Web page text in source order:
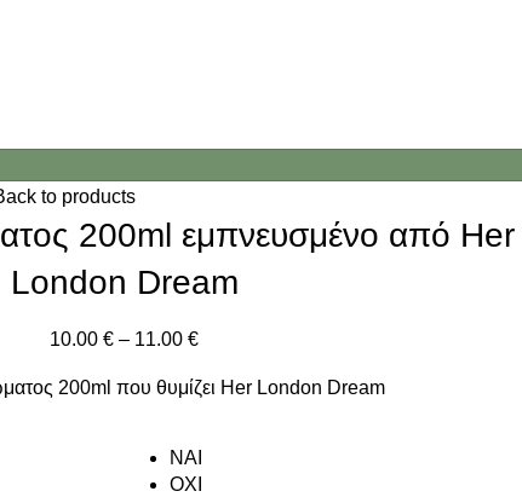
to products
200ml εμπνευσμένο από Her
London Dream
10.00 € – 11.00 €
200ml που θυμίζει Her London Dream
NAI
ΟΧΙ